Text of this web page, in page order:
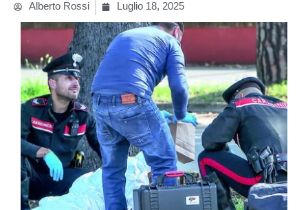
Alberto Rossi Luglio 18, 2025